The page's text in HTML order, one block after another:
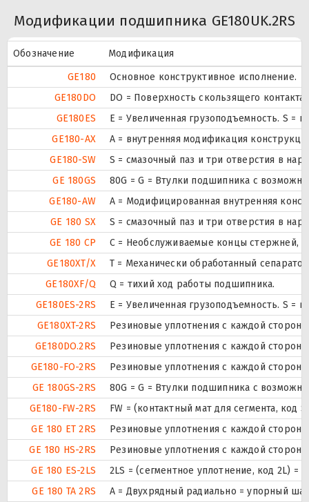
Модификации подшипника GE180UK.2RS
Обозначение
Модификация
GE180
Основное конструктивное исполнение.
GE180DO
DO = Поверхность скользящего
GE180ES
E = Увеличенная грузоподъемность. S =
GE180-AX
A = внутренняя модификация
GE180-SW
S = смазочный паз и три отверстия в
GE 180GS
80G = G = Втулки подшипника с
GE180-AW
A = Модифицированная внутренняя
GE 180 SX
S = смазочный паз и три отверстия в
GE 180 CP
С = Необслуживаемые концы стержней,
GE180XT/X
T = Механически обработанный
GE180XF/Q
Q = тихий ход работы подшипника.
GE180ES-2RS
E = Увеличенная грузоподъемность. S =
GE180XT-2RS
Резиновые уплотнения с каждой
GE180DO.2RS
Резиновые уплотнения с каждой
GE180-FO-2RS
Резиновые уплотнения с каждой
GE 180GS-2RS
80G = G = Втулки подшипника с
GE180-FW-2RS
FW = (контактный мат для сегмента,
GE 180 ET 2RS
Резиновые уплотнения с каждой
GE 180 HS-2RS
Резиновые уплотнения с каждой
GE 180 ES-2LS
2LS = (сегментное уплотнение, код 2L) =
GE 180 TA 2RS
A = Двухрядный радиально = упорный